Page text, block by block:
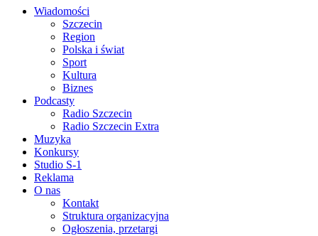
Wiadomości
Szczecin
Region
Polska i świat
Sport
Kultura
Biznes
Podcasty
Radio Szczecin
Radio Szczecin Extra
Muzyka
Konkursy
Studio S-1
Reklama
O nas
Kontakt
Struktura organizacyjna
Ogłoszenia, przetargi